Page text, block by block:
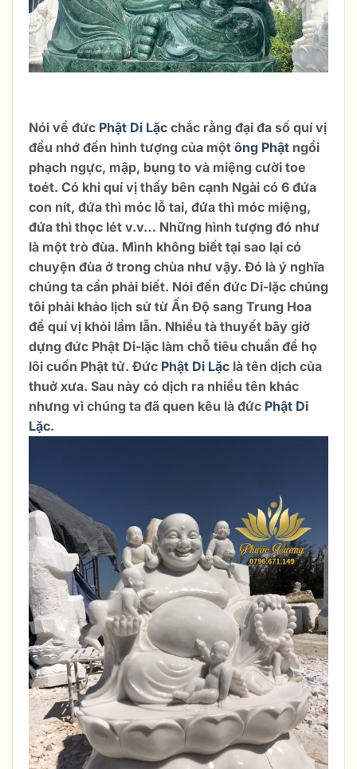
Nói về đức Phật Di Lặc chắc rằng đại đa số quí vị
đều nhớ đến hình tượng của một ông Phật ngồi
phạch ngực, mập, bụng to và miệng cười toe
toét. Có khi quí vị thấy bên cạnh Ngài có 6 đứa
con nít, đứa thì móc lỗ tai, đứa thì móc miệng,
đứa thì thọc lét v.v… Những hình tượng đó như
là một trò đùa. Mình không biết tại sao lại có
chuyện đùa ở trong chùa như vậy. Đó là ý nghĩa
chúng ta cần phải biết. Nói đến đức Di-lặc chúng
tôi phải khảo lịch sử từ Ấn Độ sang Trung Hoa
để quí vị khỏi lầm lẫn. Nhiều tà thuyết bây giờ
dựng đức Phật Di-lặc làm chỗ tiêu chuẩn để họ
lôi cuốn Phật tử. Đức Phật Di Lặc là tên dịch của
thuở xưa. Sau này có dịch ra nhiều tên khác
nhưng vì chúng ta đã quen kêu là đức Phật Di
Lặc.